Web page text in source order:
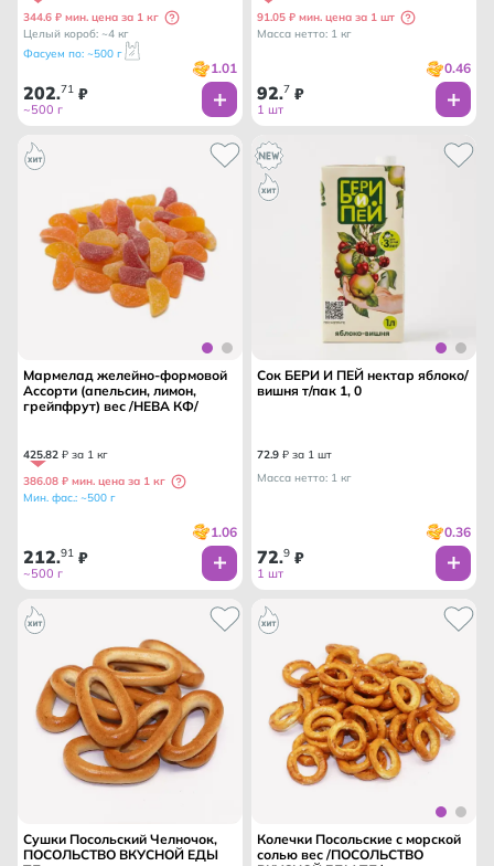
344.6 ₽ мин. цена за 1 кг
Целый короб: ~4 кг
Фасуем по: ~500 г
1.01
202.71 ₽
~500 г
91.05 ₽ мин. цена за 1 шт
Масса нетто: 1 кг
0.46
92.7 ₽
1 шт
Мармелад желейно-формовой
Ассорти (апельсин, лимон,
грейпфрут) вес /НЕВА КФ/
425.82 ₽ за 1 кг
386.08 ₽ мин. цена за 1 кг
Мин. фас.: ~500 г
1.06
212.91 ₽
~500 г
Сок БЕРИ И ПЕЙ нектар яблоко/
вишня т/пак 1, 0
72.9 ₽ за 1 шт
Масса нетто: 1 кг
0.36
72.9 ₽
1 шт
Сушки Посольский Челночок,
ПОСОЛЬСТВО ВКУСНОЙ ЕДЫ
Колечки Посольские с морской
солью вес /ПОСОЛЬСТВО